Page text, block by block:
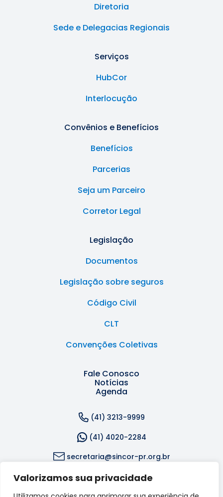
Valorizamos sua privacidade
Diretoria
Sede e Delegacias Regionais
Serviços
HubCor
Interlocução
Convênios e Benefícios
Benefícios
Parcerias
Seja um Parceiro
Corretor Legal
Legislação
Documentos
Legislação sobre seguros
Código Civil
CLT
Convenções Coletivas
Fale Conosco
Notícias
Agenda
(41) 3213-9999
(41) 4020-2284
secretaria@sincor-pr.org.br
Rua Dr. Reynaldo Machado, 1309 - Rebouças, Curitiba
- PR, 80215-242